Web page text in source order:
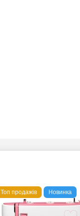
Топ продажів Новинка